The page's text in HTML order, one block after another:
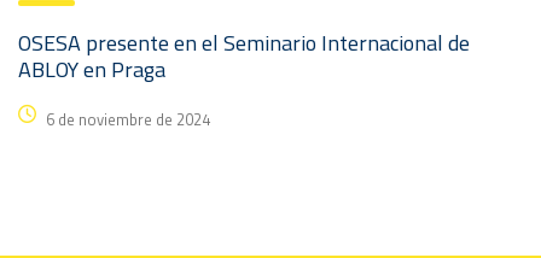
OSESA presente en el Seminario Internacional de
ABLOY en Praga
6 de noviembre de 2024